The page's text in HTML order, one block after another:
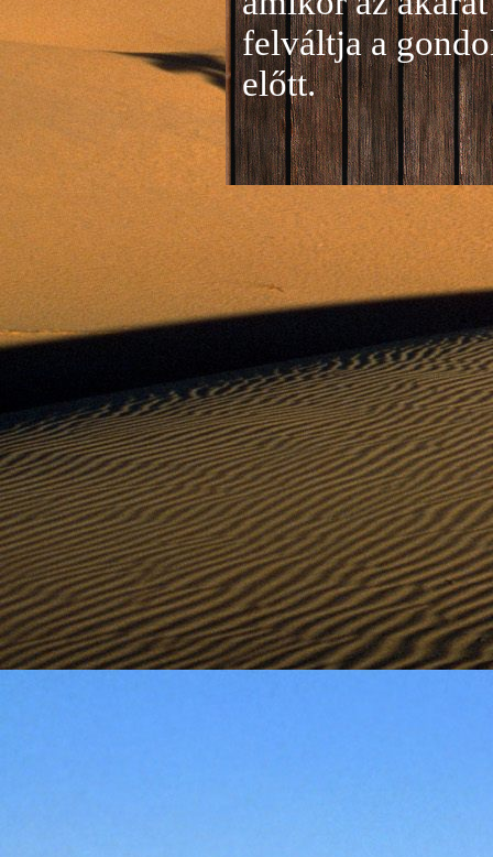
felváltja a
előtt.
Jelentkezés a
A
folyamatosan
benyújtása a je
történik mind
személyesen.
személyesen a
címen tudjátok
Kérelmeteket